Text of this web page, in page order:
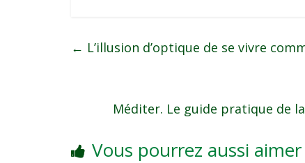
← L’illusion d’optique de se vivre
Méditer. Le guide pratique de
Vous pourrez aussi aimer